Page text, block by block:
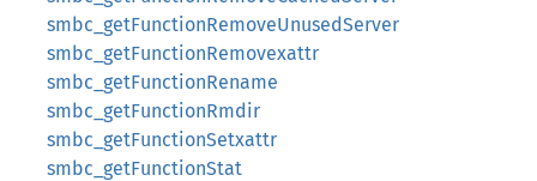
smbc_getFunctionRemoveUnusedServer
smbc_getFunctionRemovexattr
smbc_getFunctionRename
smbc_getFunctionRmdir
smbc_getFunctionSetxattr
smbc_getFunctionStat